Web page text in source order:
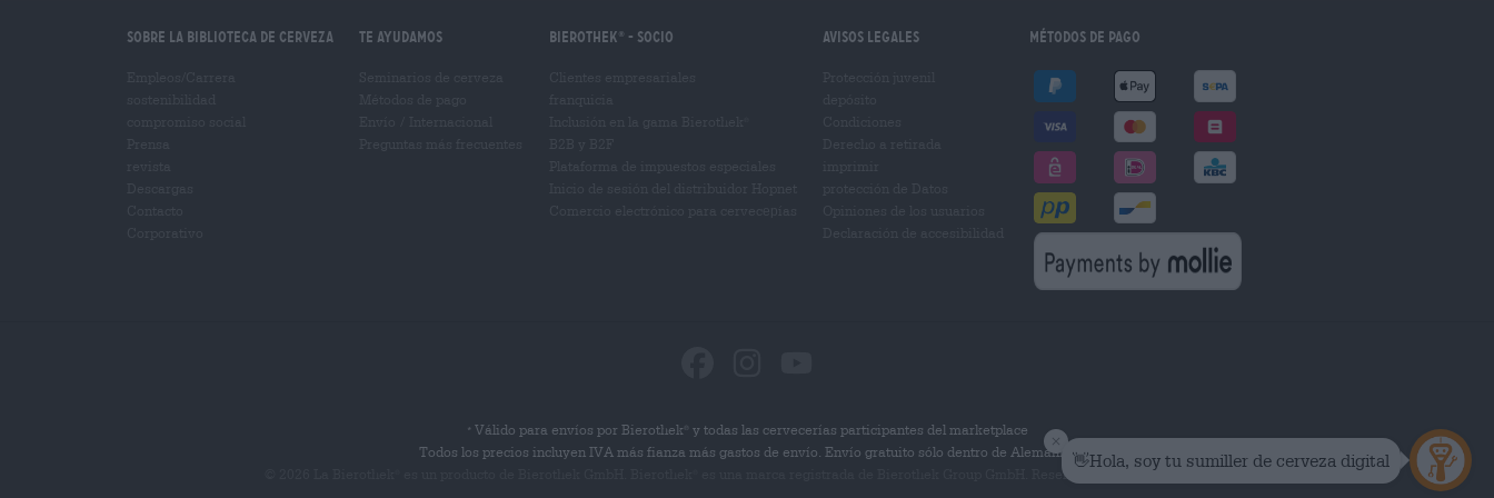
Sobre la biblioteca de cerveza Te ayudamos Bierothek - Socio Avisos legales Métodos de pago
* Válido para envíos por Bierothek
y todas las cervecerías participantes del marketplace
Todos los precios incluyen IVA más fianza más gastos de envío. Envío gratuito sólo dentro de Alemania.
es una marca registrada de Bierothek Group GmbH. Reservados todos los derechos.